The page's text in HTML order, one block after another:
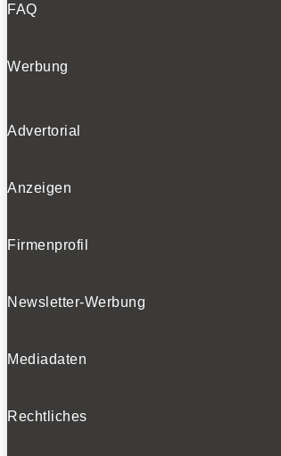
FAQ
Werbung
Advertorial
Anzeigen
Firmenprofil
Newsletter-Werbung
Mediadaten
Rechtliches